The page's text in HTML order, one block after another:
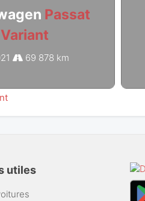
Passat
Variant
69 878 km
utiles